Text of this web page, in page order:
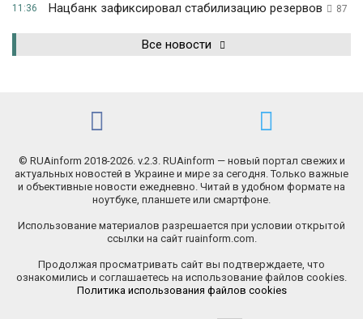
11:36 Нацбанк зафиксировал стабилизацию резервов 87
Все новости
© RUAinform 2018-2026. v.2.3. RUAinform — новый портал свежих и
актуальных новостей в Украине и мире за сегодня. Только важные
и объективные новости ежедневно. Читай в удобном формате на
ноутбуке, планшете или смартфоне.
Использование материалов разрешается при условии открытой
ссылки на сайт ruainform.com.
Продолжая просматривать сайт вы подтверждаете, что
ознакомились и соглашаетесь на использование файлов cookies.
Политика использования файлов cookies